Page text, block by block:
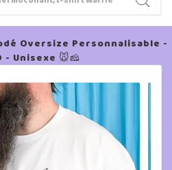
Oversize Personnalisable -
- Unisexe 🐭🧀